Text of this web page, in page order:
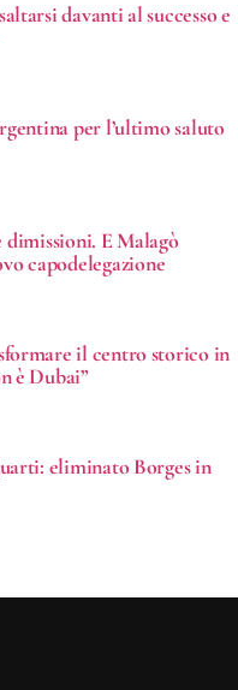
davanti al successo e
per l’ultimo saluto
E Malagò
capodelegazione
il centro storico in
è Dubai”
eliminato Borges in